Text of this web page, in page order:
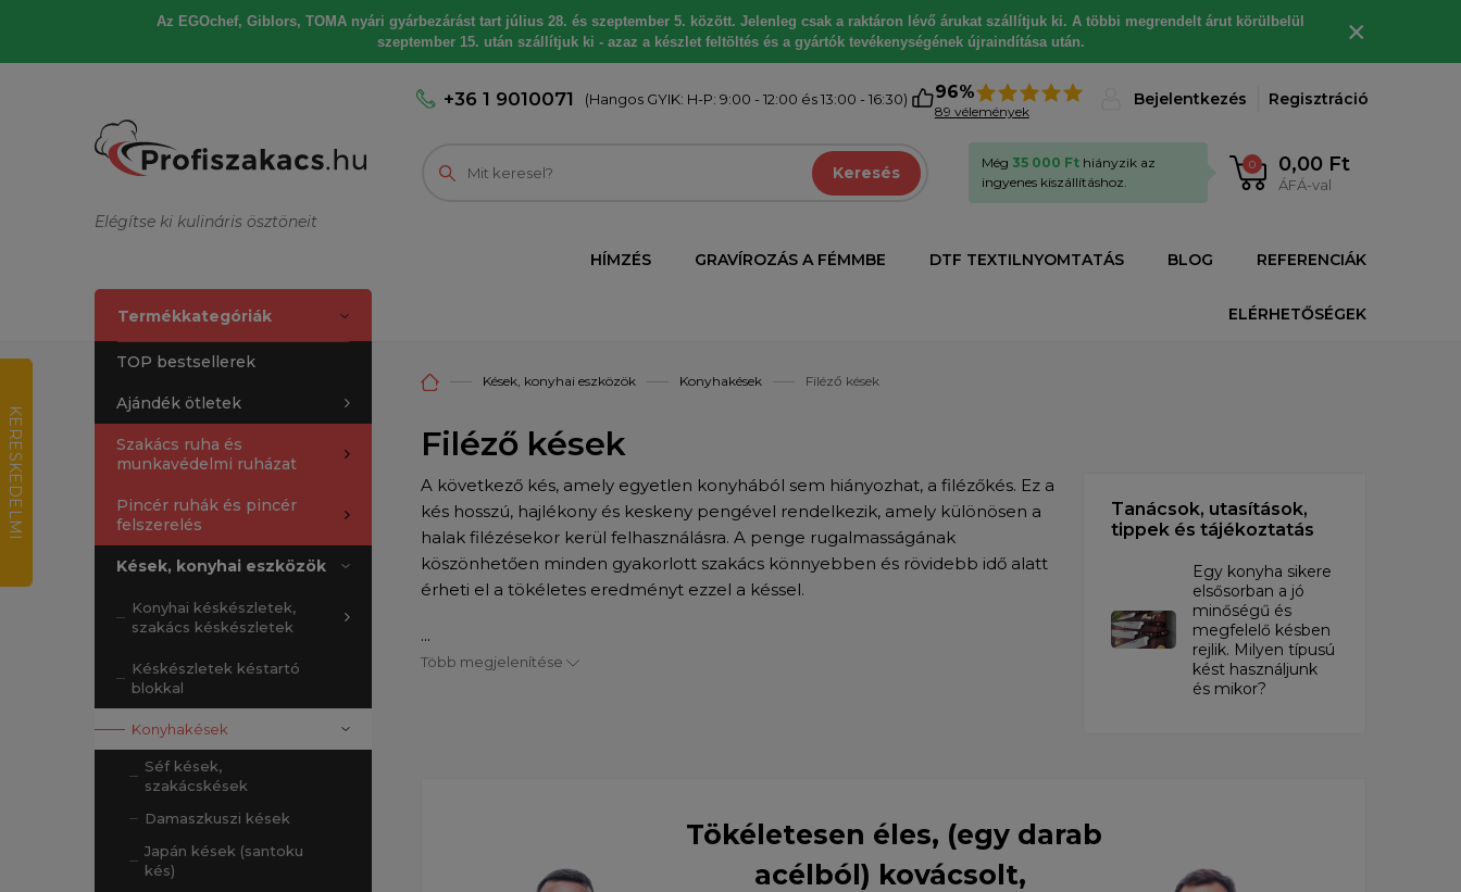
Az EGOchef, Giblors, TOMA nyári gyárbezárást tart július 28. és szeptember 5. között. Jelenleg csak a raktáron lévő árukat szállítjuk ki. A többi megrendelt árut körülbelül
szeptember 15. után szállítjuk ki - azaz a készlet feltöltés és a gyártók tevékenységének újraindítása után.
×
Elégítse ki kulináris ösztöneit
+36 1 9010071 (Hangos GYIK: H-P: 9:00 - 12:00 és 13:00 - 16:30) 96%
89 vélemények
Bejelentkezés Regisztráció
Keresés 0 0,00 Ft
ÁFÁ-val
Még 35 000 Ft hiányzik az
ingyenes kiszállításhoz.
HÍMZÉS GRAVÍROZÁS A FÉMMBE DTF TEXTILNYOMTATÁS BLOG REFERENCIÁK
ELÉRHETŐSÉGEK
Termékkategóriák
TOP bestsellerek
Ajándék ötletek
Szakács ruha és
munkavédelmi ruházat
Pincér ruhák és pincér
felszerelés
Kések, konyhai eszközök
Konyhai késkészletek,
szakács késkészletek
Késkészletek késtartó
blokkal
Konyhakések
Séf kések,
szakácskések
Damaszkuszi kések
Japán kések (santoku
kés)
Kések, konyhai eszközök Konyhakések Filéző kések
Filéző kések
A következő kés, amely egyetlen konyhából sem hiányozhat, a filézőkés. Ez a
kés hosszú, hajlékony és keskeny pengével rendelkezik, amely különösen a
halak filézésekor kerül felhasználásra. A penge rugalmasságának
köszönhetően minden gyakorlott szakács könnyebben és rövidebb idő alatt
érheti el a tökéletes eredményt ezzel a késsel.
...
Több megjelenítése
Tanácsok, utasítások,
tippek és tájékoztatás
Egy konyha sikere
elsősorban a jó
minőségű és
megfelelő késben
rejlik. Milyen típusú
kést használjunk
és mikor?
Tökéletesen éles, (egy darab
acélból) kovácsolt,
K
E
R
E
S
K
E
D
E
L
M
I
R
T
É
K
E
L
É